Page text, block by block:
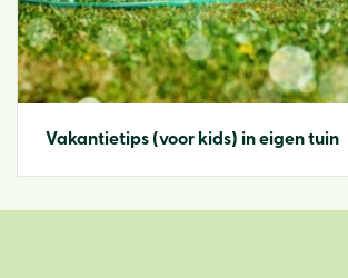
Vakantietips (voor kids) in eigen tuin